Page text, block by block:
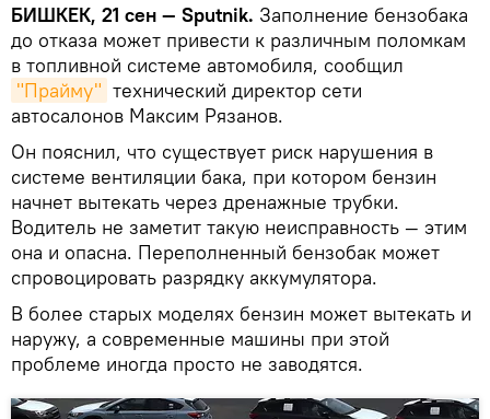
БИШКЕК, 21 сен — Sputnik. Заполнение бензобака
до отказа может привести к различным поломкам
в топливной системе автомобиля, сообщил
"Прайму" технический директор сети
автосалонов Максим Рязанов.
Он пояснил, что существует риск нарушения в
системе вентиляции бака, при котором бензин
начнет вытекать через дренажные трубки.
Водитель не заметит такую неисправность — этим
она и опасна. Переполненный бензобак может
спровоцировать разрядку аккумулятора.
В более старых моделях бензин может вытекать и
наружу, а современные машины при этой
проблеме иногда просто не заводятся.